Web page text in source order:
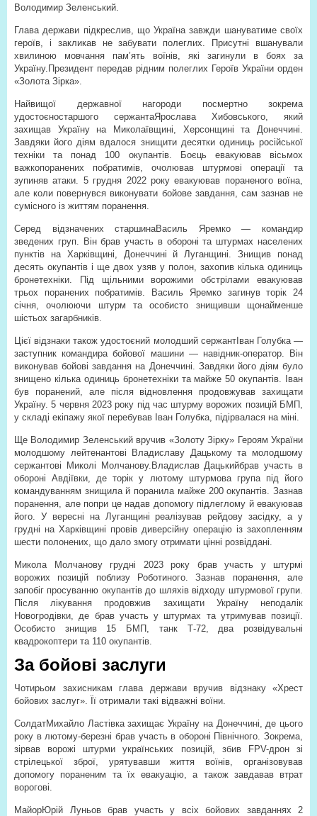
Володимир Зеленський.
Глава держави підкреслив, що Україна завжди шануватиме своїх
героїв, і закликав не забувати полеглих. Присутні вшанували
хвилиною мовчання пам’ять воїнів, які загинули в боях за
Україну.Президент передав рідним полеглих Героїв України орден
«Золота Зірка».
Найвищої державної нагороди посмертно зокрема
удостоєностаршого сержантаЯрослава Хибовського, який
захищав Україну на Миколаївщині, Херсонщині та Донеччині.
Завдяки його діям вдалося знищити десятки одиниць російської
техніки та понад 100 окупантів. Боєць евакуював вісьмох
важкопоранених побратимів, очолював штурмові операції та
зупиняв атаки. 5 грудня 2022 року евакуював пораненого воїна,
але коли повернувся виконувати бойове завдання, сам зазнав не
сумісного із життям поранення.
Серед відзначених старшинаВасиль Яремко — командир
зведених груп. Він брав участь в обороні та штурмах населених
пунктів на Харківщині, Донеччині й Луганщині. Знищив понад
десять окупантів і ще двох узяв у полон, захопив кілька одиниць
бронетехніки. Під щільними ворожими обстрілами евакуював
трьох поранених побратимів. Василь Яремко загинув торік 24
січня, очолюючи штурм та особисто знищивши щонайменше
шістьох загарбників.
Цієї відзнаки також удостоєний молодший сержантІван Голубка —
заступник командира бойової машини — навідник-оператор. Він
виконував бойові завдання на Донеччині. Завдяки його діям було
знищено кілька одиниць бронетехніки та майже 50 окупантів. Іван
був поранений, але після відновлення продовжував захищати
Україну. 5 червня 2023 року під час штурму ворожих позицій БМП,
у складі екіпажу якої перебував Іван Голубка, підірвалася на міні.
Ще Володимир Зеленський вручив «Золоту Зірку» Героям України
молодшому лейтенантові Владиславу Дацькому та молодшому
сержантові Миколі Молчанову.Владислав Дацькийбрав участь в
обороні Авдіївки, де торік у лютому штурмова група під його
командуванням знищила й поранила майже 200 окупантів. Зазнав
поранення, але попри це надав допомогу підлеглому й евакуював
його. У вересні на Луганщині реалізував рейдову засідку, а у
грудні на Харківщині провів диверсійну операцію із захопленням
шести полонених, що дало змогу отримати цінні розвіддані.
Микола Молчанову грудні 2023 року брав участь у штурмі
ворожих позицій поблизу Роботиного. Зазнав поранення, але
запобіг просуванню окупантів до шляхів відходу штурмової групи.
Після лікування продовжив захищати Україну неподалік
Новогродівки, де брав участь у штурмах та утримував позиції.
Особисто знищив 15 БМП, танк Т-72, два розвідувальні
квадрокоптери та 110 окупантів.
За бойові заслуги
Чотирьом захисникам глава держави вручив відзнаку «Хрест
бойових заслуг». Її отримали такі відважні воїни.
СолдатМихайло Ластівка захищає Україну на Донеччині, де цього
року в лютому-березні брав участь в обороні Північного. Зокрема,
зірвав ворожі штурми українських позицій, збив FPV-дрон зі
стрілецької зброї, урятувавши життя воїнів, організовував
допомогу пораненим та їх евакуацію, а також завдавав втрат
ворогові.
МайорЮрій Луньов брав участь у всіх бойових завданнях 2